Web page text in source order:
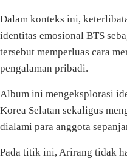
Dalam konteks ini,
identitas emosional BTS
tersebut memperluas cara
pengalaman pribadi.
Album ini mengeksplorasi
Korea Selatan sekaligus
dialami para anggota
Pada titik ini, Arirang tidak